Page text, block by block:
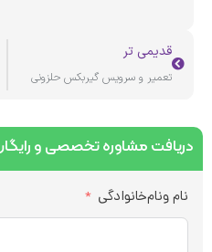
قدیمی تر
تعمیر و سرویس گیربکس حلزونی
مشاوره تخصصی و رایگان
ونام‌خانوادگی